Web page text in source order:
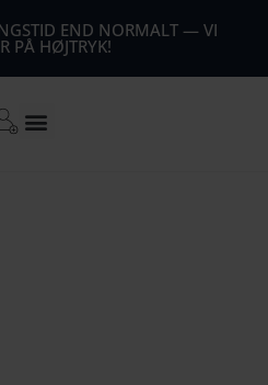
END NORMALT — VI
PÅ HØJTRYK!
54